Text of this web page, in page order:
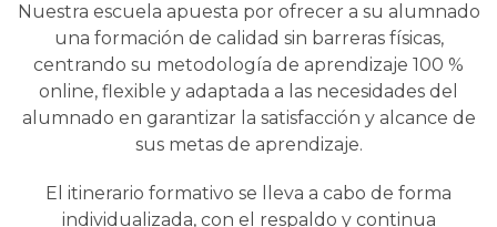
Nuestra escuela apuesta por ofrecer a su alumnado
una formación de calidad sin barreras físicas,
centrando su metodología de aprendizaje 100 %
online, flexible y adaptada a las necesidades del
alumnado en garantizar la satisfacción y alcance de
sus metas de aprendizaje.
El itinerario formativo se lleva a cabo de forma
individualizada, con el respaldo y continua